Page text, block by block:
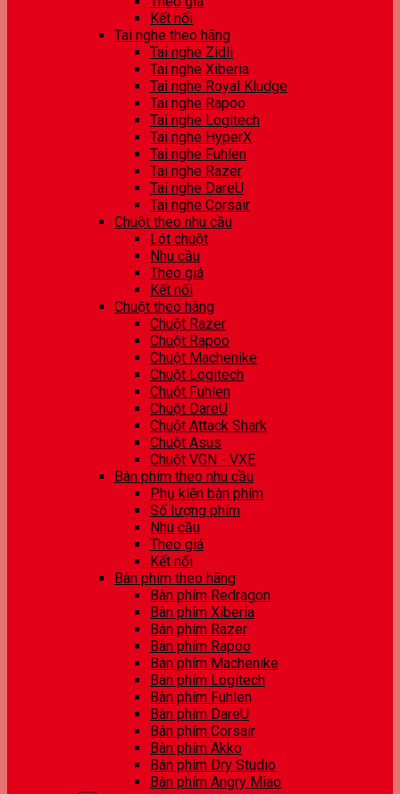
Kết nối
Tai nghe theo hãng
Tai nghe Zidli
Tai nghe Xiberia
Tai nghe Royal Kludge
Tai nghe Rapoo
Tai nghe Logitech
Tai nghe HyperX
Tai nghe Fuhlen
Tai nghe Razer
Tai nghe DareU
Tai nghe Corsair
Chuột theo nhu cầu
Lót chuột
Nhu cầu
Theo giá
Kết nối
Chuột theo hãng
Chuột Razer
Chuột Rapoo
Chuột Machenike
Chuột Logitech
Chuột Fuhlen
Chuột DareU
Chuột Attack Shark
Chuột Asus
Chuột VGN - VXE
Bàn phím theo nhu cầu
Phụ kiện bàn phím
Số lượng phím
Nhu cầu
Theo giá
Kết nối
Bàn phím theo hãng
Bàn phím Redragon
Bàn phím Xiberia
Bàn phím Razer
Bàn phím Rapoo
Bàn phím Machenike
Bàn phím Logitech
Bàn phím Fuhlen
Bàn phím DareU
Bàn phím Corsair
Bàn phím Akko
Bàn phím Dry Studio
Bàn phím Angry Miao